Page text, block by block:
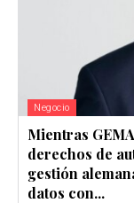
Negocio
Mientras
derechos de
gestión
datos con...